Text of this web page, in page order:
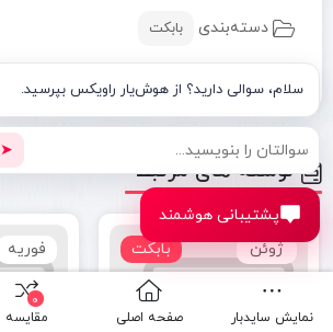
دسته‌بندی بابکت
نوشته های مرتبط
بابکت ژوئن فوریه
پشتیبانی هوشمند
سلام، سوالی دارید؟ از هوش‌یار راویکس بپرسید.
➤
نمایش سایدبار صفحه اصلی
0
مقایسه